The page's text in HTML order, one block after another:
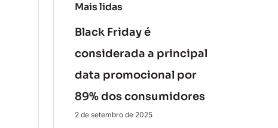
Mais lidas
Black Friday é
considerada a principal
data promocional por
89% dos consumidores
2 de setembro de 2025